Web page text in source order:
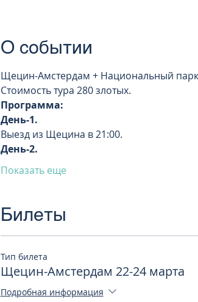
О событии
Щецин-Амстердам + Национальный
День-1.
День-2.
Показать еще
Билеты
Тип билета
Щецин-Амстердам 22-24 марта
Подробная информация